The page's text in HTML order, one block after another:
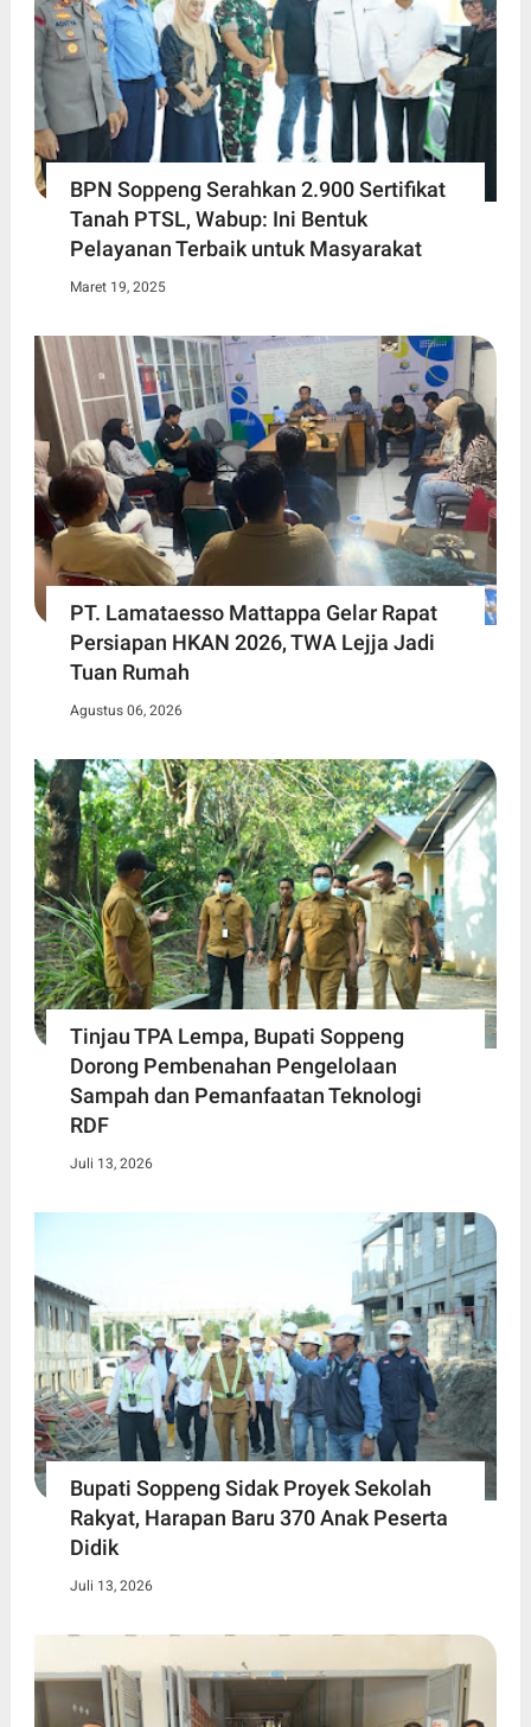
BPN Soppeng Serahkan 2.900 Sertifikat
Tanah PTSL, Wabup: Ini Bentuk
Pelayanan Terbaik untuk Masyarakat
Maret 19, 2025
PT. Lamataesso Mattappa Gelar Rapat
Persiapan HKAN 2026, TWA Lejja Jadi
Tuan Rumah
Agustus 06, 2026
Tinjau TPA Lempa, Bupati Soppeng
Dorong Pembenahan Pengelolaan
Sampah dan Pemanfaatan Teknologi
RDF
Juli 13, 2026
Bupati Soppeng Sidak Proyek Sekolah
Rakyat, Harapan Baru 370 Anak Peserta
Didik
Juli 13, 2026